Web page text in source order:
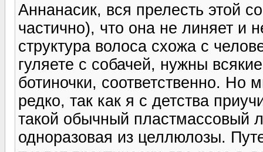
Аннанасик, вся прелесть этой
частично), что она не линяет и
структура волоса схожа с
гуляете с собачей, нужны
ботиночки, соответственно. Но
редко, так как я с детства
такой обычный пластмассовый
одноразовая из целлюлозы.